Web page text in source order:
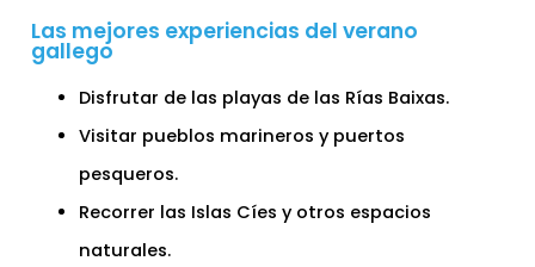
Las mejores experiencias del verano
gallego
Disfrutar de las playas de las Rías Baixas.
Visitar pueblos marineros y puertos
pesqueros.
Recorrer las Islas Cíes y otros espacios
naturales.